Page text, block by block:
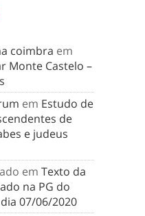
coimbra em
Monte Castelo –
em Estudo de
de
e judeus
em Texto da
na PG do
07/06/2020